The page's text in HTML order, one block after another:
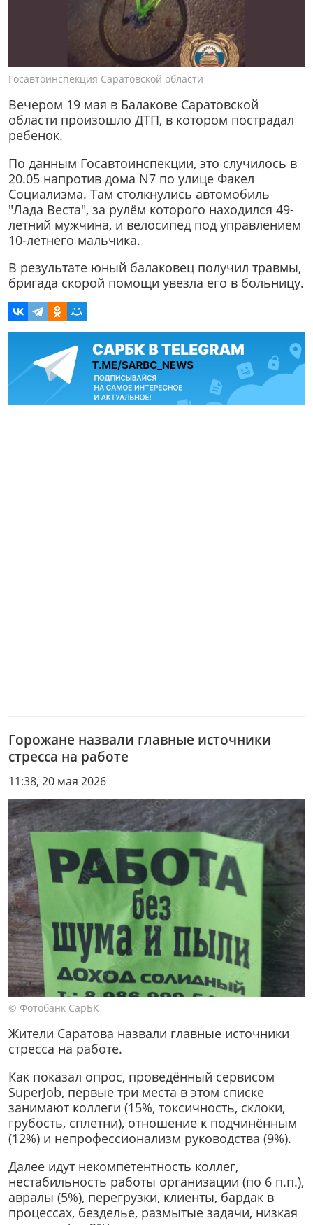
Госавтоинспекция Саратовской области
Вечером 19 мая в Балакове Саратовской
области произошло ДТП, в котором пострадал
ребенок.
По данным Госавтоинспекции, это случилось в
20.05 напротив дома N7 по улице Факел
Социализма. Там столкнулись автомобиль
"Лада Веста", за рулём которого находился 49-
летний мужчина, и велосипед под управлением
10-летнего мальчика.
В результате юный балаковец получил травмы,
бригада скорой помощи увезла его в больницу.
Горожане назвали главные источники
стресса на работе
11:38, 20 мая 2026
© Фотобанк СарБК
Жители Саратова назвали главные источники
стресса на работе.
Как показал опрос, проведённый сервисом
SuperJob, первые три места в этом списке
занимают коллеги (15%, токсичность, склоки,
грубость, сплетни), отношение к подчинённым
(12%) и непрофессионализм руководства (9%).
Далее идут некомпетентность коллег,
нестабильность работы организации (по 6 п.п.),
авралы (5%), перегрузки, клиенты, бардак в
процессах, безделье, размытые задачи, низкая